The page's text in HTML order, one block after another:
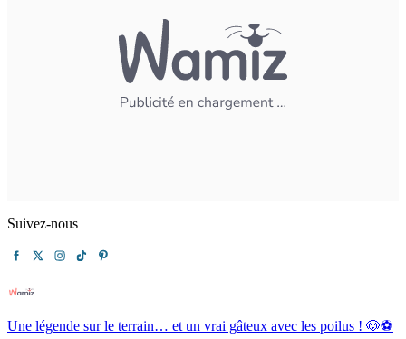
Suivez-nous
Une légende sur le terrain… et un vrai gâteux avec les poilus ! 🐶⚽️